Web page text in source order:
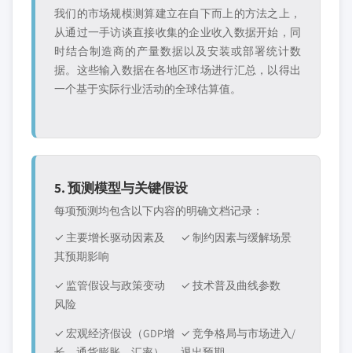
我们的市场规模测算建立在自下而上的方法之上，
从通过一手访谈直接收集的企业收入数据开始，同
时结合制造商的产量数据以及安装或部署统计数
据。这些输入数据在各地区市场进行汇总，以得出
一个基于实际行业活动的全球估算值。
5. 预测模型与关键假设
每项预测均包含以下内容的明确文档记录：
✓ 主要增长驱动因素及
其预期影响
✓ 制约因素与缓解场景
✓ 监管假设与政策变动
风险
✓ 技术普及曲线参数
✓ 宏观经济假设（GDP增 ✓ 竞争格局与市场进入/